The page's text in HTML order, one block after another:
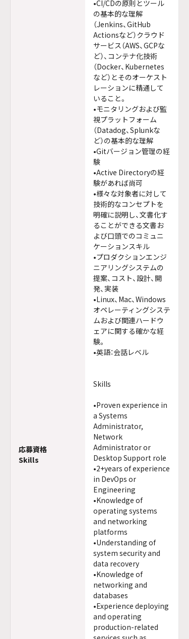
応募資格
Skills
•CI/CDの原則とツール
の基本的な理解
（Jenkins、GitHub
Actionsなど）クラウド
サービス（AWS、GCPな
ど）、コンテナ化技術
（Docker、Kubernetes
など）とそのオーケスト
レーションに精通して
いること。
•モニタリングおよび監
視プラットフォーム
（Datadog、Splunkな
ど）の基本的な理解
•Gitバージョン管理の経
験
•Active Directoryの経
験があれば尚可
•様々な対象者に対して
技術的なコンセプトを
明確に説明し、文書化す
ることができる文書お
よび口頭でのコミュニ
ケーションスキル
•プロダクションエンジ
ニアリングシステムの
提案、コスト、設計、開
発、実装
•Linux、Mac、Windows
オペレーティングシステ
ムおよび関連ハードウ
ェアに関する確かな経
験。
•英語：会話レベル
Skills
•Proven experience in
a Systems
Administrator,
Network
Administrator or
Desktop Support role
•2+years of experience
in DevOps or
Engineering
•Knowledge of
operating systems
and networking
platforms
•Understanding of
system security and
data recovery
•Knowledge of
networking and
databases
•Experience deploying
and operating
production-related